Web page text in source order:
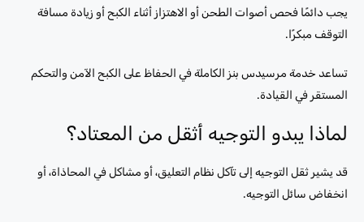
يجب دائمًا فحص أصوات الطحن أو الاهتزاز أثناء الكبح أو زيادة مسافة
التوقف مبكرًا.
تساعد خدمة مرسيدس بنز الكاملة في الحفاظ على الكبح الآمن والتحكم
المستقر في القيادة.
لماذا يبدو التوجيه أثقل من المعتاد؟
قد يشير ثقل التوجيه إلى تآكل نظام التعليق، أو مشاكل في المحاذاة، أو
انخفاض سائل التوجيه.